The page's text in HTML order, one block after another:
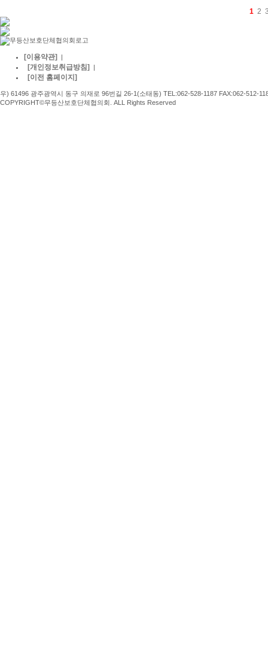
1 2
[이용약관] |
[개인정보취급방침] |
[이전 홈페이지]
우) 61496 광주광역시 동구 의재로 96번길 26-1(소태동) TEL:062-528-1187 FAX:062-512-
COPYRIGHT©무등산보호단체협의회. ALL Rights Reserved